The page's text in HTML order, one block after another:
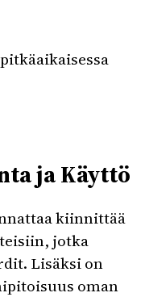
ja Käyttö
kiinnittää
jotka
Lisäksi on
oman